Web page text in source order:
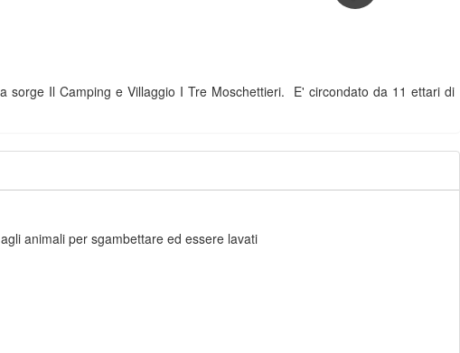
sorge Il Camping e Villaggio I Tre Moschettieri. E' circondato da 11 ettari di
animali per sgambettare ed essere lavati